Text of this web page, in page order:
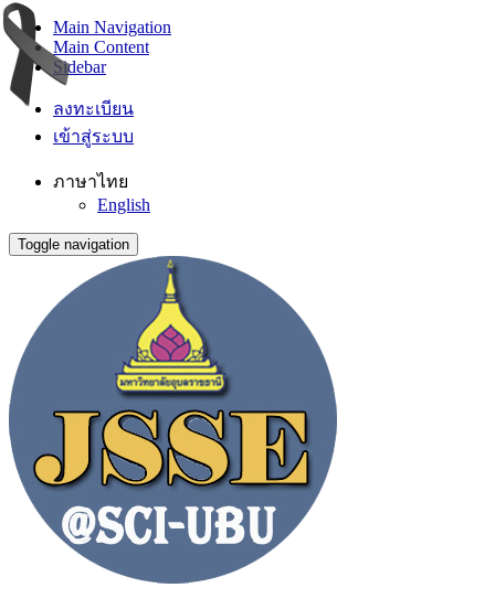
Main Navigation
Main Content
Sidebar
ลงทะเบียน
เข้าสู่ระบบ
ภาษาไทย
English
Toggle navigation